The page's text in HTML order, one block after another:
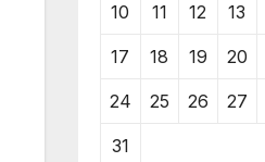
10 11 12 13
17 18 19 20
24 25 26 27
31